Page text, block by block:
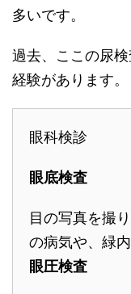
多いです。
過去、ここの尿
経験があります。
眼科検診
眼底検査
目の写真を撮
の病気や、緑
眼圧検査